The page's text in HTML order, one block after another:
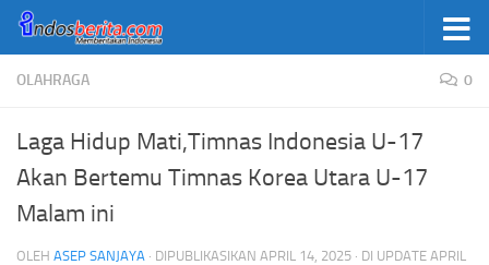
Skip to content
OLAHRAGA 0
Laga Hidup Mati,Timnas Indonesia U-17
Akan Bertemu Timnas Korea Utara U-17
Malam ini
OLEH ASEP SANJAYA · DIPUBLIKASIKAN APRIL 14, 2025 · DI UPDATE APRIL